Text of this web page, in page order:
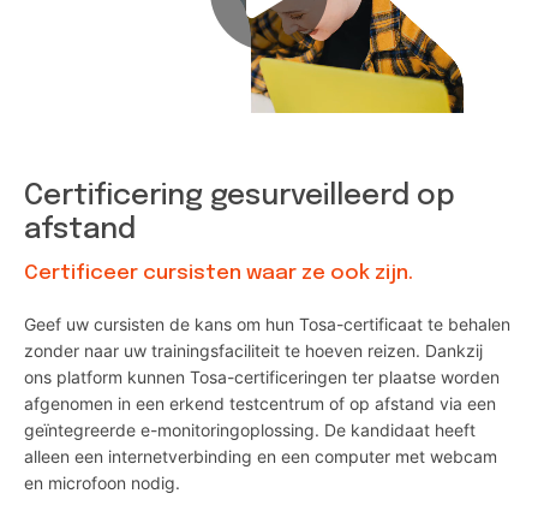
Certificering gesurveilleerd op
afstand
Certificeer cursisten waar ze ook zijn.
Geef uw cursisten de kans om hun Tosa-certificaat te behalen
zonder naar uw trainingsfaciliteit te hoeven reizen. Dankzij
ons platform kunnen Tosa-certificeringen ter plaatse worden
afgenomen in een erkend testcentrum of op afstand via een
geïntegreerde e-monitoringoplossing. De kandidaat heeft
alleen een internetverbinding en een computer met webcam
en microfoon nodig.